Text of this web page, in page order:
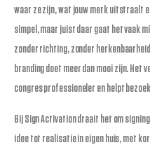
waar ze zijn, wat jouw merk uitstraalt
simpel, maar juist daar gaat het vaak
zonder richting, zonder
branding doet meer dan mooi zijn.
congres professioneler en helpt
Bij Sign Activation draait het om
idee tot realisatie in eigen huis, met